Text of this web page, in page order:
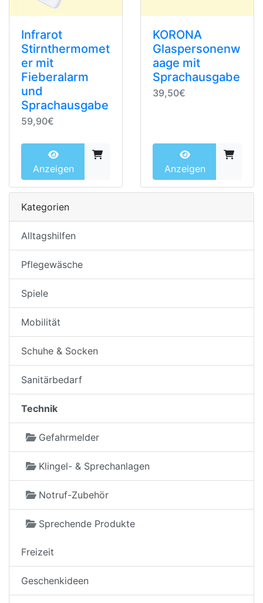
Infrarot
Stirnthermomet
er mit
Fieberalarm
und
Sprachausgabe
59,90€
Anzeigen
KORONA
Glaspersonenw
aage mit
Sprachausgabe
39,50€
Anzeigen
Kategorien
Alltagshilfen
Pflegewäsche
Spiele
Mobilität
Schuhe & Socken
Sanitärbedarf
Technik
Gefahrmelder
Klingel- & Sprechanlagen
Notruf-Zubehör
Sprechende Produkte
Freizeit
Geschenkideen